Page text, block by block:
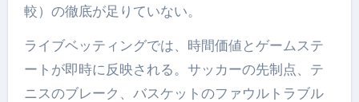
較）の徹底が足りていない。
ライブベッティングでは、時間価値とゲームステ
ートが即時に反映される。サッカーの先制点、テ
ニスのブレーク、バスケットのファウルトラブル